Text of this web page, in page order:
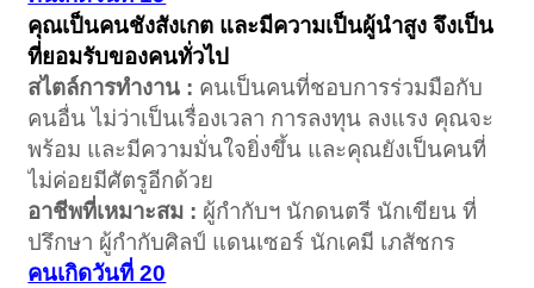
คุณเป็นคนชังสังเกต และมีความเป็นผู้นำสูง จึงเป็น
ที่ยอมรับของคนทั่วไป
สไตล์การทำงาน : คนเป็นคนที่ชอบการร่วมมือกับ
คนอื่น ไม่ว่าเป็นเรื่องเวลา การลงทุน ลงแรง คุณจะ
พร้อม และมีความมั่นใจยิ่งขึ้น และคุณยังเป็นคนที่
ไม่ค่อยมีศัตรูอีกด้วย
อาชีพที่เหมาะสม : ผู้กำกับฯ นักดนตรี นักเขียน ที่
ปรึกษา ผู้กำกับศิลป์ แดนเซอร์ นักเคมี เภสัชกร
คนเกิดวันที่ 20